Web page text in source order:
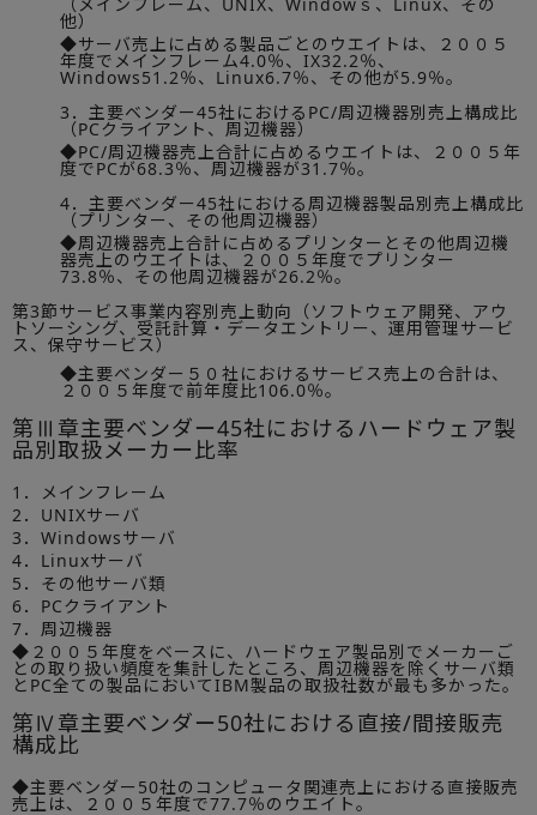
他）
◆サーバ売上に占める製品ごとのウエイトは、２００５
年度でメインフレーム4.0％、IX32.2％、
Windows51.2％、Linux6.7％、その他が5.9％。
3．主要ベンダー45社におけるPC/周辺機器別売上構成比
（PCクライアント、周辺機器）
◆PC/周辺機器売上合計に占めるウエイトは、２００５年
度でPCが68.3％、周辺機器が31.7％。
4．主要ベンダー45社における周辺機器製品別売上構成比
（プリンター、その他周辺機器）
◆周辺機器売上合計に占めるプリンターとその他周辺機
器売上のウエイトは、２００５年度でプリンター
73.8％、その他周辺機器が26.2％。
第3節サービス事業内容別売上動向（ソフトウェア開発、アウ
トソーシング、受託計算・データエントリー、運用管理サービ
ス、保守サービス）
◆主要ベンダー５０社におけるサービス売上の合計は、
２００５年度で前年度比106.0％。
第Ⅲ章主要ベンダー45社におけるハードウェア製
品別取扱メーカー比率
1．メインフレーム
2．UNIXサーバ
3．Windowsサーバ
4．Linuxサーバ
5．その他サーバ類
6．PCクライアント
7．周辺機器
◆２００５年度をベースに、ハードウェア製品別でメーカーご
との取り扱い頻度を集計したところ、周辺機器を除くサーバ類
とPC全ての製品においてIBM製品の取扱社数が最も多かった。
第Ⅳ章主要ベンダー50社における直接/間接販売
構成比
◆主要ベンダー50社のコンピュータ関連売上における直接販売
売上は、２００５年度で77.7％のウエイト。